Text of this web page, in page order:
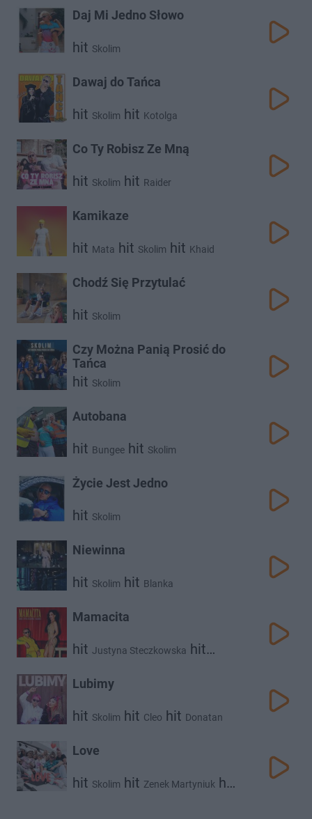
Daj Mi Jedno Słowo
hit Skolim
Dawaj do Tańca
hit Skolim hit Kotolga
Co Ty Robisz Ze Mną
hit Skolim hit Raider
Kamikaze
hit Mata hit Skolim hit Khaid
Chodź Się Przytulać
hit Skolim
Czy Można Panią Prosić do
Tańca
hit Skolim
Autobana
hit Bungee hit Skolim
Życie Jest Jedno
hit Skolim
Niewinna
hit Skolim hit Blanka
Mamacita
hit Justyna Steczkowska hit
Lubimy
hit Skolim hit Cleo hit Donatan
Love
hit Skolim hit Zenek Martyniuk hit